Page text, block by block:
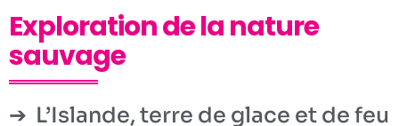
Exploration de la nature
sauvage
L’Islande, terre de glace et de feu